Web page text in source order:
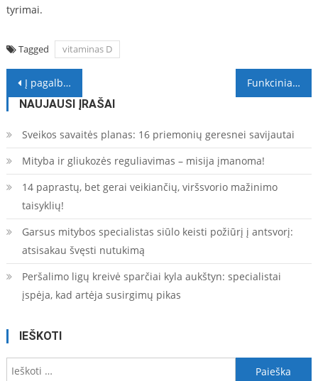
tyrimai.
Tagged vitaminas D
Navigacija
tarp
įrašų
Į pagalbą verslui: gydymo įstaigos vienija pajėgas COVID-19 testavimui
Funkciniai pratimai, kurie padės sustiprinti kūną ir atsikratyti nereikalingų kilogramų
NAUJAUSI ĮRAŠAI
Sveikos savaitės planas: 16 priemonių geresnei savijautai
Mityba ir gliukozės reguliavimas – misija įmanoma!
14 paprastų, bet gerai veikiančių, viršsvorio mažinimo
taisyklių!
Garsus mitybos specialistas siūlo keisti požiūrį į antsvorį:
atsisakau švęsti nutukimą
Peršalimo ligų kreivė sparčiai kyla aukštyn: specialistai
įspėja, kad artėja susirgimų pikas
IEŠKOTI
Ieškoti: